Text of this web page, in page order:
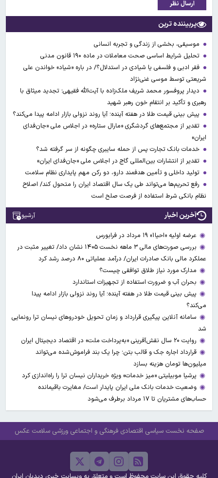
ارسال نظر
پربیننده ترین
موسیقی، بخشی از زندگی و تجربه انسانی
تحلیل شرایط اساسی صحت معاملات در ماده ۱۹۰ قانون مدنی
فقر ادبی و فلسفی یا شیادی در استدلال؟/ در باره «شیاد» خواندن علی
شریعتی توسط موسی غنی‌نژاد
دیدار پروفسور محمد شریف ملک‌زاده با آیت‌الله فقیهی؛ تجدید میثاق با
رهبری و تأکید بر انتقام خون رهبر شهید
پیش بینی قیمت طلا در هفته آینده؛ آیا روند نزولی بازار ادامه پیدا می‌کند؟
تقدیر از مجتمع‌های گردشگری «مارال ستاره» در اجلاس ملی «جان‌فدای
ایران»
خدمات بانک تجارت پس از حمله سایبری چگونه از سر گرفته شد؟
تقدیر از انتشارات بین‌المللی گاج در اجلاس ملی «جان‌فدای ایران»
تولید داخلی و تأمین هدفمند دارو، دو رکن مهم پایداری نظام سلامت
رفع تحریم‌ها می‌تواند طی یک سال اقتصاد ایران را متحول کند/ اصلاح
نظام بانکی شرط استفاده از فرصت صلح است
آخرین اخبار آرشیو
عرضه اولیه «احیا۱» ۱۹ مرداد در فرابورس
بررسی صورت‌های مالی ۳ ماهه نخست ۱۴۰۵ نشان داد/ تغییر مثبت در
عملکرد مالی بانک صادرات ایران/ درآمد عملیاتی ۸۰ درصد رشد کرد
مدارک مورد نیاز طلاق توافقی چیست؟
بحران آب و ضرورت استفاده از تجهیزات استاندارد
پیش بینی قیمت طلا در هفته آینده؛ آیا روند نزولی بازار ادامه پیدا
می‌کند؟
سامانه آنلاین پیگیری قرارداد‌ و زمان تحویل خودرو‌های نیسان ترا رونمایی
شد
روایت ۲۰ سال نقش‌آفرینی «به‌پرداخت ملت» در اقتصاد دیجیتال ایران
قرارداد اجاره جک و قالب بتن؛ چرا یک بند فراموش‌شده می‌تواند
میلیون‌ها تومان هزینه بسازد
پرشیا موبیلیتی «میز خدمات» ویژه خریداران نیسان ترا را راه‌اندازی کرد
وضعیت خدمات بانک ملی ایران پایدار است/ مغایرت‌ باقیمانده
حساب‌های مشتریان تا ۱۷ مرداد برطرف می‌شود
صفحه نخست سیاسی اقتصادی فرهنگی و اجتماعی ورزشی سلامت عکس